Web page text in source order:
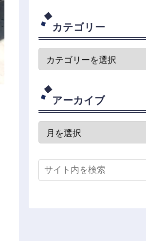
カテゴリー
アーカイブ